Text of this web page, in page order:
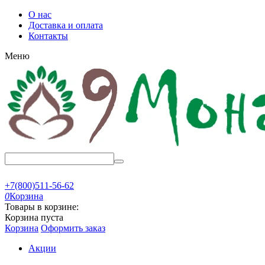
О нас
Доставка и оплата
Контакты
Меню
+7(800)511-56-62
0Корзина
Товары в корзине:
Корзина пуста
Корзина Оформить заказ
Акции